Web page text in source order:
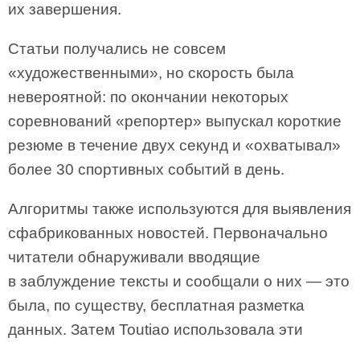
их завершения.
Статьи получались не совсем
«художественными», но скорость была
невероятной: по окончании некоторых
соревнований «репортер» выпускал короткие
резюме в течение двух секунд и «охватывал»
более 30 спортивных событий в день.
Алгоритмы также используются для выявления
сфабрикованных новостей. Первоначально
читатели обнаруживали вводящие
в заблуждение тексты и сообщали о них — это
была, по существу, бесплатная разметка
данных. Затем Toutiao использовала эти